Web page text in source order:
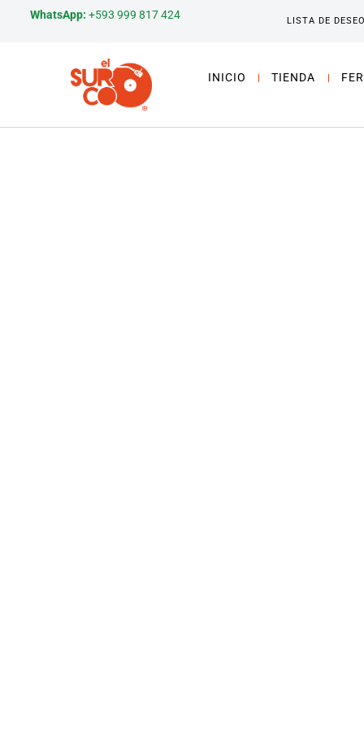
WhatsApp: +593 999 817 424 LISTA DE
INICIO TIENDA